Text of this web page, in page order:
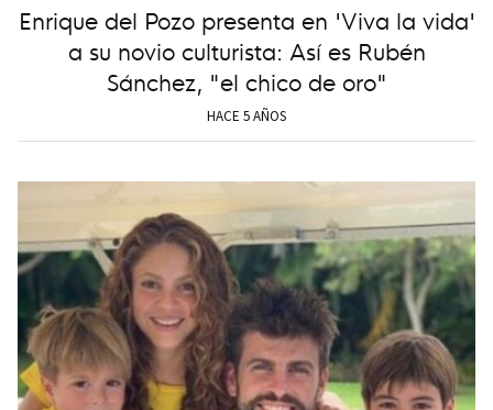
Enrique del Pozo presenta en 'Viva la vida'
a su novio culturista: Así es Rubén
Sánchez, "el chico de oro"
HACE 5 AÑOS